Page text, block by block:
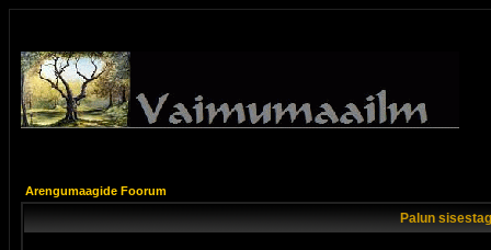
Arengumaagide Foorum
Palun